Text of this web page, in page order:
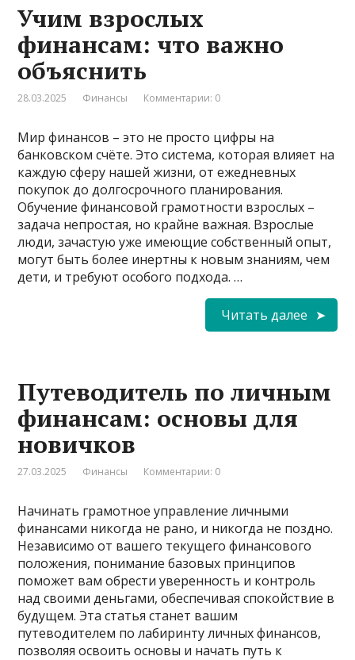
Учим взрослых
финансам: что важно
объяснить
28.03.2025 Финансы Комментарии: 0
Мир финансов – это не просто цифры на
банковском счёте. Это система, которая влияет на
каждую сферу нашей жизни, от ежедневных
покупок до долгосрочного планирования.
Обучение финансовой грамотности взрослых –
задача непростая, но крайне важная. Взрослые
люди, зачастую уже имеющие собственный опыт,
могут быть более инертны к новым знаниям, чем
дети, и требуют особого подхода. …
Читать далее
Путеводитель по личным
финансам: основы для
новичков
27.03.2025 Финансы Комментарии: 0
Начинать грамотное управление личными
финансами никогда не рано, и никогда не поздно.
Независимо от вашего текущего финансового
положения, понимание базовых принципов
поможет вам обрести уверенность и контроль
над своими деньгами, обеспечивая спокойствие в
будущем. Эта статья станет вашим
путеводителем по лабиринту личных финансов,
позволяя освоить основы и начать путь к